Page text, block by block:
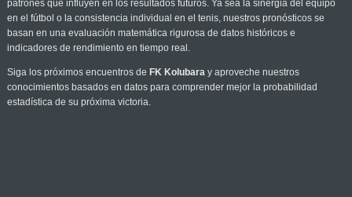
patrones que influyen en los resultados futuros. Ya sea la sinergia del equipo
en el fútbol o la consistencia individual en el tenis, nuestros pronósticos se
basan en una evaluación matemática rigurosa de datos históricos e
indicadores de rendimiento en tiempo real.
Siga los próximos encuentros de FK Kolubaray aproveche nuestros
conocimientos basados en datos para comprender mejor la probabilidad
estadística de su próxima victoria.